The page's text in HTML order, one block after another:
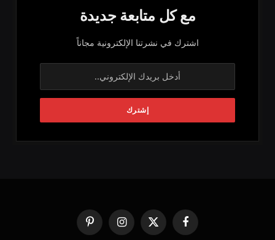
مع كل متابعة جديدة
اشترك في نشرتنا الإلكترونية مجاناً
فيسبوك
X
الانستغرامبينتيريست